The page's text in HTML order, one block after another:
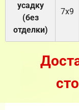
усадку
(без
отделки)
7х9